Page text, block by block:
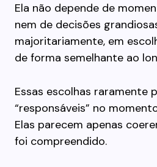
Ela não depende de
nem de decisões
majoritariamente, em
de forma semelhante ao
Essas escolhas raramente
“responsáveis” no
Elas parecem apenas
foi compreendido.